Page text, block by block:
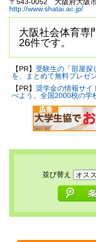
http://www.shatai.ac.jp/
大阪社会体育専
26件です。
【PR】 受験生の「部屋探
を、まとめて無料プレゼ
【PR】 奨学金の情報サイ
べよう。全国2000校の学
並び替え